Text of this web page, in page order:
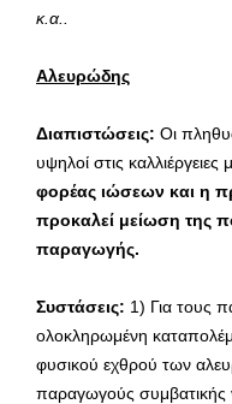
κ.α..
Αλευρώδης
Διαπιστώσεις: Οι
υψηλοί στις
φορέας ιώσεων και η
προκαλεί μείωση της
παραγωγής.
Συστάσεις: 1) Για τους
ολοκληρωμένη
φυσικού εχθρού των
παραγωγούς συμβατικής